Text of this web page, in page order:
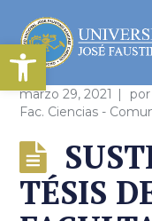
marzo 29, 2021 por
Fac. Ciencias -
TÉSIS
Abrir